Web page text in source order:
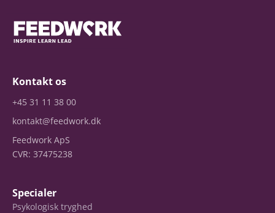
Kontakt os
+45 31 11 38 00
kontakt@feedwork.dk
Feedwork ApS
CVR: 37475238
Specialer
Psykologisk tryghed